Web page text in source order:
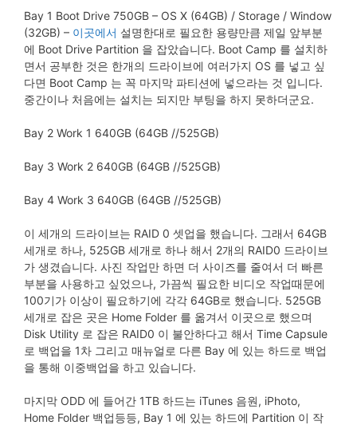
Bay 1 Boot Drive 750GB – OS X (64GB) / Storage / Window
(32GB) – 이곳에서 설명한대로 필요한 용량만큼 제일 앞부분
에 Boot Drive Partition 을 잡았습니다. Boot Camp 를 설치하
면서 공부한 것은 한개의 드라이브에 여러가지 OS 를 넣고 싶
다면 Boot Camp 는 꼭 마지막 파티션에 넣으라는 것 입니다.
중간이나 처음에는 설치는 되지만 부팅을 하지 못하더군요.
Bay 2 Work 1 640GB (64GB //525GB)
Bay 3 Work 2 640GB (64GB //525GB)
Bay 4 Work 3 640GB (64GB //525GB)
이 세개의 드라이브는 RAID 0 셋업을 했습니다. 그래서 64GB
세개로 하나, 525GB 세개로 하나 해서 2개의 RAID0 드라이브
가 생겼습니다. 사진 작업만 하면 더 사이즈를 줄여서 더 빠른
부분을 사용하고 싶었으나, 가끔씩 필요한 비디오 작업때문에
100기가 이상이 필요하기에 각각 64GB로 했습니다. 525GB
세개로 잡은 곳은 Home Folder 를 옮겨서 이곳으로 했으며
Disk Utility 로 잡은 RAID0 이 불안하다고 해서 Time Capsule
로 백업을 1차 그리고 매뉴얼로 다른 Bay 에 있는 하드로 백업
을 통해 이중백업을 하고 있습니다.
마지막 ODD 에 들어간 1TB 하드는 iTunes 음원, iPhoto,
Home Folder 백업등등, Bay 1 에 있는 하드에 Partition 이 작